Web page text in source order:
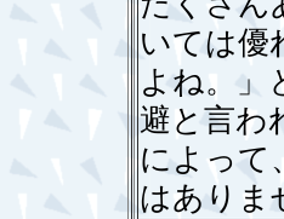
いては優
よね。」
避と言わ
によって
はありま